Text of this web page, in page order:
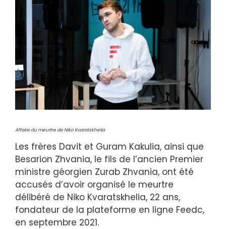
Affaire du meurtre de Niko Kvaratskhelia
Les frères Davit et Guram Kakulia, ainsi que
Besarion Zhvania, le fils de l’ancien Premier
ministre géorgien Zurab Zhvania, ont été
accusés d’avoir organisé le meurtre
délibéré de Niko Kvaratskhelia, 22 ans,
fondateur de la plateforme en ligne Feedc,
en septembre 2021.